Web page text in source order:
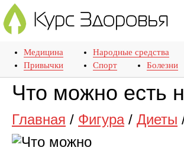
Медицина Народные средства
Привычки
Спорт Болезни
Что можно есть
Главная / Фигура/ Диеты